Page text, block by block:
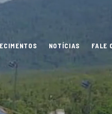
NOTÍCIAS FALE